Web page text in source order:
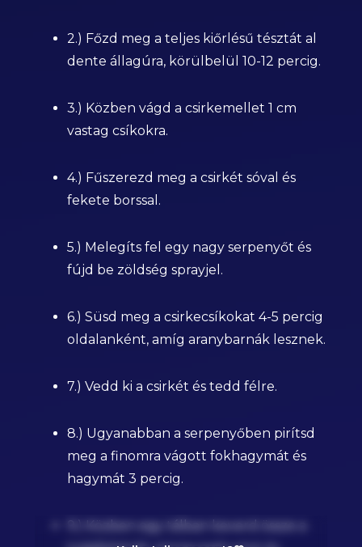
2.) Főzd meg a teljes kiőrlésű tésztát al
dente állagúra, körülbelül 10-12 percig.
3.) Közben vágd a csirkemellet 1 cm
vastag csíkokra.
4.) Fűszerezd meg a csirkét sóval és
fekete borssal.
5.) Melegíts fel egy nagy serpenyőt és
fújd be zöldség sprayjel.
6.) Süsd meg a csirkecsíkokat 4-5 percig
oldalanként, amíg aranybarnák lesznek.
7.) Vedd ki a csirkét és tedd félre.
8.) Ugyanabban a serpenyőben pirítsd
meg a finomra vágott fokhagymát és
hagymát 3 percig.
9.) Közben egy tálban keverd össze a